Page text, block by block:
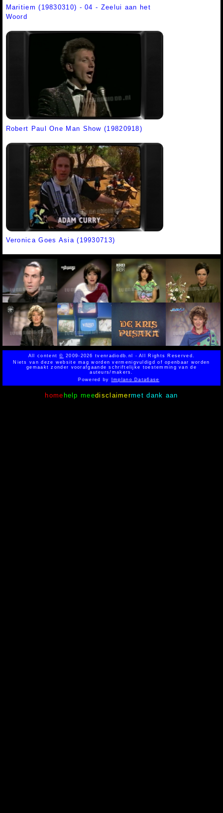
Maritiem (19830310) - 04 - Zeelui aan het
Woord
Robert Paul One Man Show (19820918)
Veronica Goes Asia (19930713)
All content© 2009-2026 tvenradiodb.nl - All Rights Reserved.
Niets van deze website mag worden vermenigvuldigd of openbaar worden
gemaakt zonder voorafgaande schriftelijke toestemming van de
auteurs/makers.
Powered byImplano Data6ase
home help meedisclaimermet dank aan